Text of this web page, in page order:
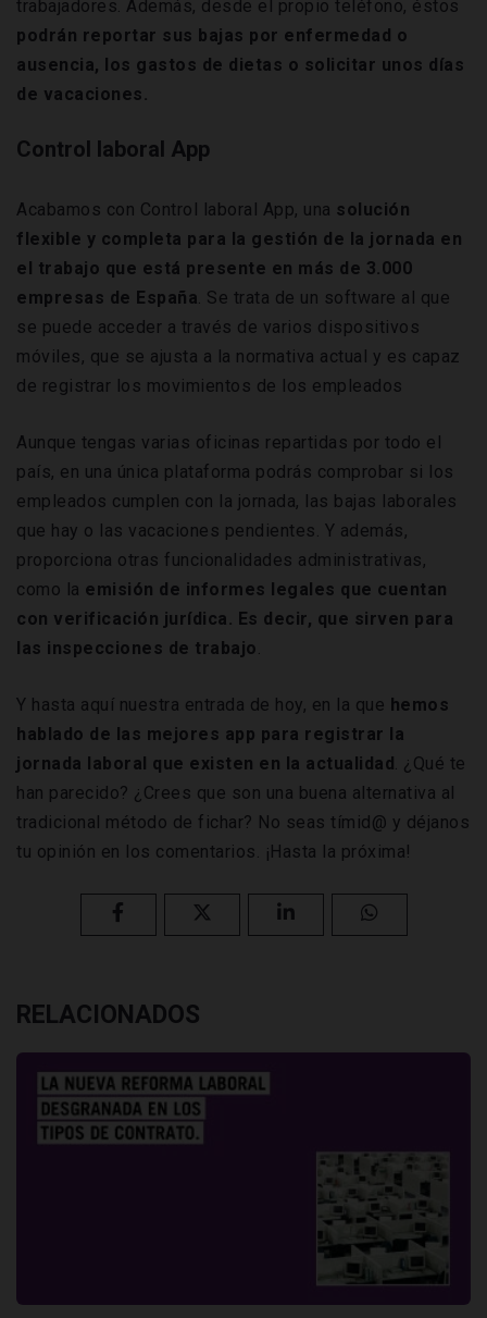
trabajadores. Además, desde el propio teléfono, éstos
podrán reportar sus bajas por enfermedad o
ausencia, los gastos de dietas o solicitar unos días
de vacaciones.
Control laboral App
Acabamos con Control laboral App, una solución
flexible y completa para la gestión de la jornada en
el trabajo que está presente en más de 3.000
empresas de España. Se trata de un software al que
se puede acceder a través de varios dispositivos
móviles, que se ajusta a la normativa actual y es capaz
de registrar los movimientos de los empleados
Aunque tengas varias oficinas repartidas por todo el
país, en una única plataforma podrás comprobar si los
empleados cumplen con la jornada, las bajas laborales
que hay o las vacaciones pendientes. Y además,
proporciona otras funcionalidades administrativas,
como la emisión de informes legales que cuentan
con verificación jurídica. Es decir, que sirven para
las inspecciones de trabajo.
Y hasta aquí nuestra entrada de hoy, en la que hemos
hablado de las mejores app para registrar la
jornada laboral que existen en la actualidad. ¿Qué te
han parecido? ¿Crees que son una buena alternativa al
tradicional método de fichar? No seas tímid@ y déjanos
tu opinión en los comentarios. ¡Hasta la próxima!
RELACIONADOS